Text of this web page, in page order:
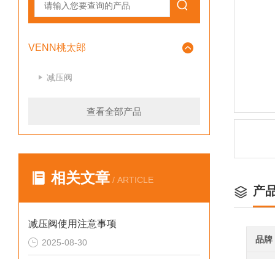
VENN桃太郎
减压阀
查看全部产品
相关文章 / ARTICLE
减压阀使用注意事项
2025-08-30
产
品牌